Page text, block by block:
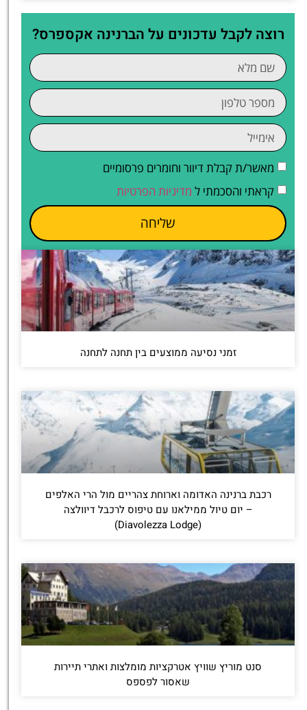
רוצה לקבל עדכונים על הברנינה אקספרס?
מאשר/ת קבלת דיוור וחומרים פרסומיים
קראתי והסכמתי ל מדיניות הפרטיות
שליחה
זמני נסיעה ממוצעים בין תחנה לתחנה
רכבת ברנינה האדומה וארוחת צהריים מול הרי האלפים
– יום טיול ממילאנו עם טיפוס לרכבל דיוולצה
(Diavolezza Lodge)
סנט מוריץ שוויץ אטרקציות מומלצות ואתרי תיירות
שאסור לפספס